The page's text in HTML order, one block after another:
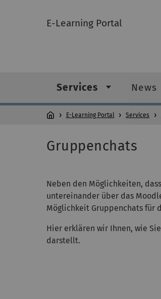
E-Learning Portal
Services News
E-Learning Portal Services
Gruppenchats
Neben den Möglichkeiten,
untereinander über das
Möglichkeit Gruppenchats für
Hier erklären wir Ihnen, wie
darstellt.